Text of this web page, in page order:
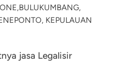
BULUKUMBANG,
KEPULAUAN
jasa Legalisir